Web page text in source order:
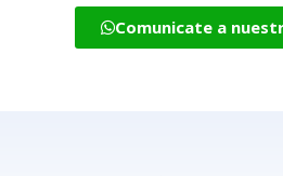
Comunicate a